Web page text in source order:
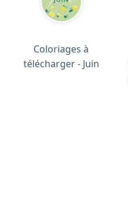
Coloriages à
télécharger - Juin